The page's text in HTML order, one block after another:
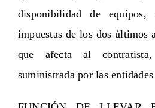
disponibilidad de equipos,
impuestas de los dos últimos
que afecta al
suministrada por las entidades